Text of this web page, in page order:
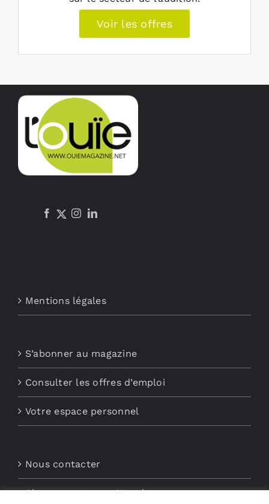
Voir les offres
Mentions légales
S’abonner au magazine
Consulter les offres d’emploi
Votre espace personnel
Nous contacter
Abonnements aux Newsletters